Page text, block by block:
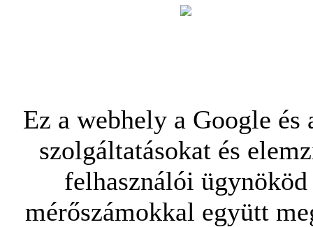
Ez a webhely a Google
szolgáltatásokat és
felhasználói
mérőszámokkal együtt